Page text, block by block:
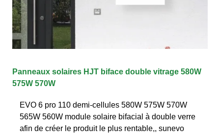
Panneaux solaires HJT biface double vitrage 580W
575W 570W
EVO 6 pro 110 demi-cellules 580W 575W 570W
565W 560W module solaire bifacial à double verre
afin de créer le produit le plus rentable,, sunevo